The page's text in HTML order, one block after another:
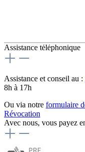
Assistance téléphonique
Assistance et conseil au :
8h à 17h
Ou via notre formulaire
Révocation
Avec nous, vous payez